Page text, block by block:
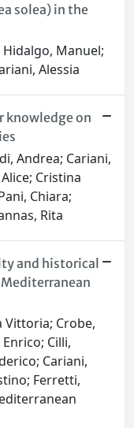
solea) in the
Hidalgo, Manuel;
Alessia
knowledge on
Andrea; Cariani,
Cristina
Chiara;
Rita
and historical
Vittoria; Crobe,
Cilli,
Cariani,
Ferretti,